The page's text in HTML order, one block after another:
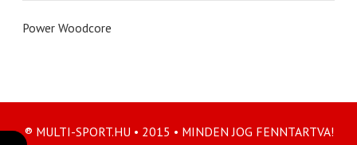
Power Woodcore
® MULTI-SPORT.HU • 2015 • MINDEN JOG FENNTARTVA!